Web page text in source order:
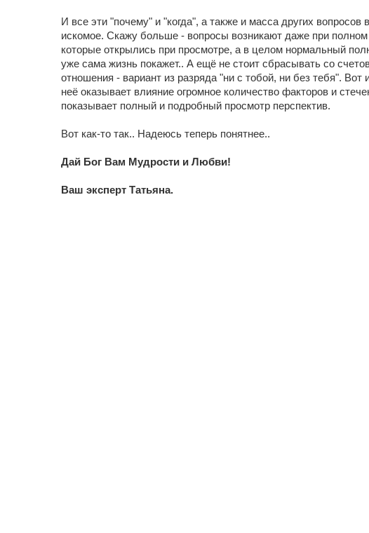
И все эти "почему" и "когда", а также и масса других
искомое. Скажу больше - вопросы возникают даже при
которые открылись при просмотре, а в целом нормальный
уже сама жизнь покажет.. А ещё не стоит сбрасывать со
отношения - вариант из разряда "ни с тобой, ни без тебя". Вот
неё оказывает влияние огромное количество факторов и
показывает полный и подробный просмотр перспектив.
Вот как-то так.. Надеюсь теперь понятнее..
Дай Бог Вам Мудрости и Любви!
Ваш эксперт Татьяна.